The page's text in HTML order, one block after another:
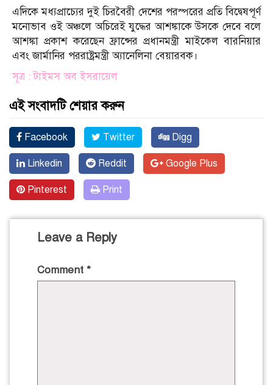
এদিকে মধ্যপ্রাচ্যের দুই চিরবৈরী দেশের পরস্পরের প্রতি বিদ্বেষপূর্ণ
মনোভাব ওই অঞ্চলে অচিরেই যুদ্ধের আশঙ্কাকে উসকে দেবে বলে
আশঙ্কা প্রকাশ করেছেন ফ্রান্সের প্রধানমন্ত্রী মাইকেল বারনিয়ার
এবং জার্মানির পররাষ্ট্রমন্ত্রী অ্যানেলিনা বেয়ারবক।
সূত্র : টাইমস অব ইসরায়েল
এই সংবাদটি শেয়ার করুন
Facebook Twitter Digg
Linkedin Reddit Google Plus
Pinterest Print
Leave a Reply
Comment *